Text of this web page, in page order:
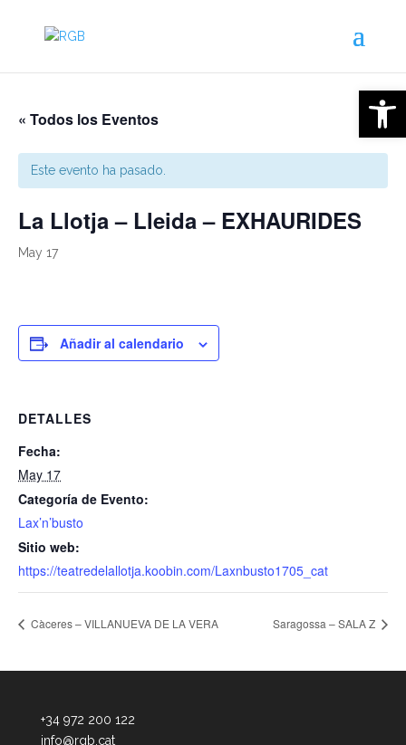
« Todos los Eventos
Este evento ha pasado.
La Llotja – Lleida – EXHAURIDES
May 17
Añadir al calendario
DETALLES
Fecha:
May 17
Categoría de Evento:
Lax’n’busto
Sitio web:
https://teatredelallotja.koobin.com/Laxnbusto1705_cat
Càceres – VILLANUEVA DE LA VERA Saragossa – SALA Z
+34 972 200 122
info@rgb.cat